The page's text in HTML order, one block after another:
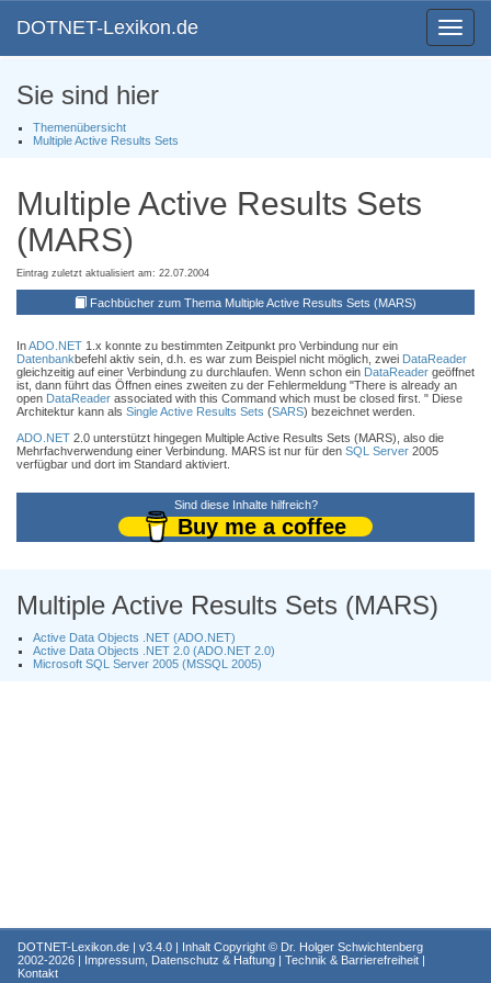
Toggle
DOTNET-Lexikon.de
Sie sind hier
Themenübersicht
Multiple Active Results Sets
Multiple Active Results Sets
(MARS)
Eintrag zuletzt aktualisiert am: 22.07.2004
Fachbücher zum Thema Multiple Active Results Sets (MARS)
InADO .NET 1.x konnte zu bestimmten Zeitpunkt pro Verbindung nur ein
Datenbankbefehl aktiv sein, d.h. es war zum Beispiel nicht möglich, zwei DataReader
gleichzeitig auf einer Verbindung zu durchlaufen. Wenn schon ein DataReader geöffnet
ist, dann führt das Öffnen eines zweiten zu der Fehlermeldung "There is already an
open DataReader associated with this Command which must be closed first. " Diese
Architektur kann als Single Active Results Sets (SARS) bezeichnet werden.
ADO .NET 2.0 unterstützt hingegen Multiple Active Results Sets (MARS), also die
Mehrfachverwendung einer Verbindung. MARS ist nur für den SQL Server 2005
verfügbar und dort im Standard aktiviert.
Sind diese Inhalte hilfreich?
Buy me a coffee
Multiple Active Results Sets (MARS)
Active Data Objects .NET (ADO.NET)
Active Data Objects .NET 2.0 (ADO.NET 2.0)
Microsoft SQL Server 2005 (MSSQL 2005)
DOTNET-Lexikon.de | v3.4.0 | Inhalt Copyright © Dr. Holger Schwichtenberg
2002-2026 | Impressum, Datenschutz & Haftung | Technik & Barrierefreiheit |
Kontakt